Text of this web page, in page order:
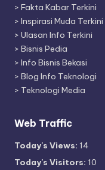
> Fakta Kabar Terkini
> Inspirasi Muda Terkini
> Ulasan Info Terkini
> Bisnis Pedia
> Info Bisnis Bekasi
> Blog Info Teknologi
> Teknologi Media
Web Traffic
Today's Views: 14
Today's Visitors: 10